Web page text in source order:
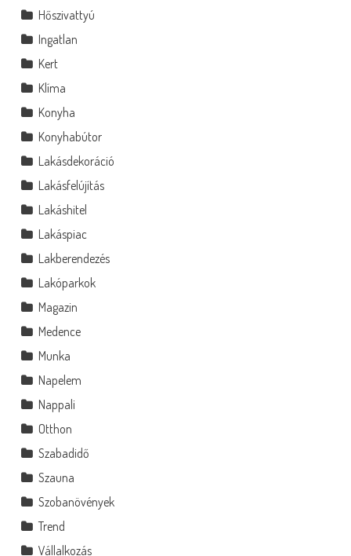
Hőszivattyú
Ingatlan
Kert
Klíma
Konyha
Konyhabútor
Lakásdekoráció
Lakásfelújítás
Lakáshitel
Lakáspiac
Lakberendezés
Lakóparkok
Magazin
Medence
Munka
Napelem
Nappali
Otthon
Szabadidő
Szauna
Szobanövények
Trend
Vállalkozás